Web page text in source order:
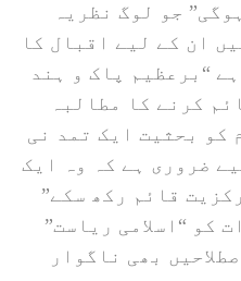
جو لوگ نظریہ
ان کے لیے اقبال کا
“برعظیم پاک و ہند
کرنے کا مطالبہ
کو بحثیت ایک تمد نی
ضروری ہے کہ وہ ایک
قائم رکھ سکے”
کو “اسلامی ریاست”
بھی ناگوار